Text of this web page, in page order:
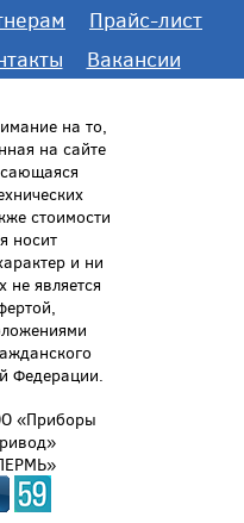
Прайс-лист
Вакансии
на то,
на сайте
стоимости
носит
и ни
не является
Федерации.
«Приборы